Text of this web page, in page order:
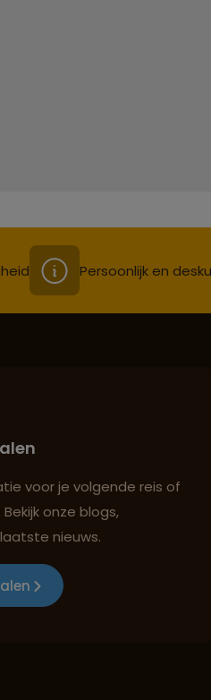
Persoonlijk en
voor je volgende reis of
onze blogs,
nieuws.